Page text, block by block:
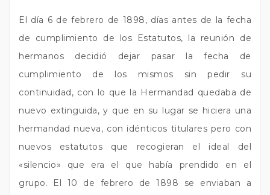
El día 6 de febrero de 1898, días antes de la fecha
de cumplimiento de los Estatutos, la reunión de
hermanos decidió dejar pasar la fecha de
cumplimiento de los mismos sin pedir su
continuidad, con lo que la Hermandad quedaba de
nuevo extinguida, y que en su lugar se hiciera una
hermandad nueva, con idénticos titulares pero con
nuevos estatutos que recogieran el ideal del
«silencio» que era el que había prendido en el
grupo. El 10 de febrero de 1898 se enviaban a